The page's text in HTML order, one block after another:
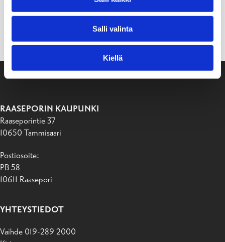
Salli valinta
Kiellä
RAASEPORIN KAUPUNKI
Raaseporintie 37
10650 Tammisaari
Postiosoite:
PB 58
10611 Raasepori
YHTEYSTIEDOT
Vaihde 019-289 2000